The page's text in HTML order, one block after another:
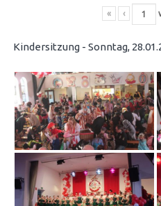
« ‹
Kindersitzung - Sonntag,